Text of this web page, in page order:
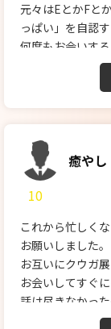
た…。
ほんとに時間が
元々はEとかFと
っぱい」を自認
何度もお会いす
この内容ならな
五反田でお会い
のノックに気付
それでも、プレ
回はオプション
が、ことりさん
今回もフィニッ
す。
【スタッフの対
今回は予約時に
うことがありま
癒やし
10
これから忙しく
お願いしました。
お互いにクウガ展
お会いしてすぐ
話は尽きなかった
お互いに服を脱